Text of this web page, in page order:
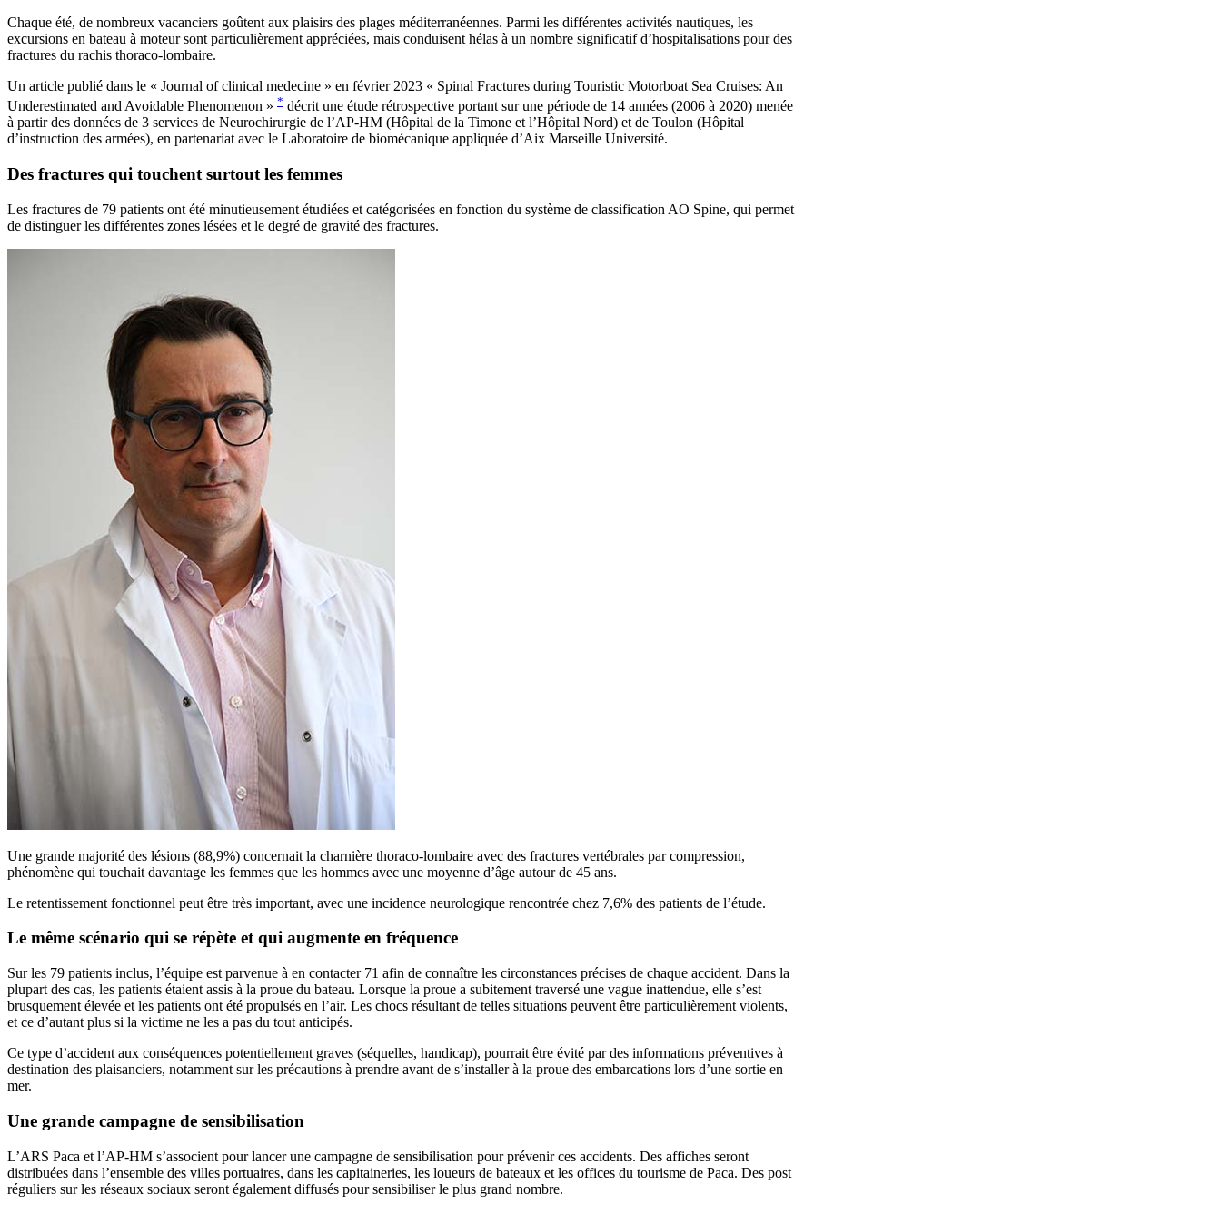
Chaque été, de nombreux vacanciers goûtent aux plaisirs des plages méditerranéennes. Parmi les différentes activités nautiques, les
excursions en bateau à moteur sont particulièrement appréciées, mais conduisent hélas à un nombre significatif d’hospitalisations pour des
fractures du rachis thoraco-lombaire.
Un article publié dans le « Journal of clinical medecine » en février 2023 « Spinal Fractures during Touristic Motorboat Sea Cruises: An
Underestimated and Avoidable Phenomenon » * décrit une étude rétrospective portant sur une période de 14 années (2006 à 2020) menée
à partir des données de 3 services de Neurochirurgie de l’AP-HM (Hôpital de la Timone et l’Hôpital Nord) et de Toulon (Hôpital
d’instruction des armées), en partenariat avec le Laboratoire de biomécanique appliquée d’Aix Marseille Université.
Des fractures qui touchent surtout les femmes
Les fractures de 79 patients ont été minutieusement étudiées et catégorisées en fonction du système de classification AO Spine, qui permet
de distinguer les différentes zones lésées et le degré de gravité des fractures.
Une grande majorité des lésions (88,9%) concernait la charnière thoraco-lombaire avec des fractures vertébrales par compression,
phénomène qui touchait davantage les femmes que les hommes avec une moyenne d’âge autour de 45 ans.
Le retentissement fonctionnel peut être très important, avec une incidence neurologique rencontrée chez 7,6% des patients de l’étude.
Le même scénario qui se répète et qui augmente en fréquence
Sur les 79 patients inclus, l’équipe est parvenue à en contacter 71 afin de connaître les circonstances précises de chaque accident. Dans la
plupart des cas, les patients étaient assis à la proue du bateau. Lorsque la proue a subitement traversé une vague inattendue, elle s’est
brusquement élevée et les patients ont été propulsés en l’air. Les chocs résultant de telles situations peuvent être particulièrement violents,
et ce d’autant plus si la victime ne les a pas du tout anticipés.
Ce type d’accident aux conséquences potentiellement graves (séquelles, handicap), pourrait être évité par des informations préventives à
destination des plaisanciers, notamment sur les précautions à prendre avant de s’installer à la proue des embarcations lors d’une sortie en
mer.
Une grande campagne de sensibilisation
L’ARS Paca et l’AP-HM s’associent pour lancer une campagne de sensibilisation pour prévenir ces accidents. Des affiches seront
distribuées dans l’ensemble des villes portuaires, dans les capitaineries, les loueurs de bateaux et les offices du tourisme de Paca. Des post
réguliers sur les réseaux sociaux seront également diffusés pour sensibiliser le plus grand nombre.